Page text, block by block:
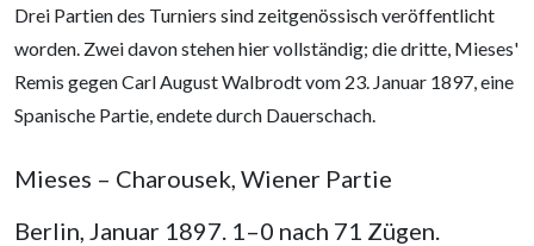
Drei Partien des Turniers sind zeitgenössisch veröffentlicht
worden. Zwei davon stehen hier vollständig; die dritte, Mieses'
Remis gegen Carl August Walbrodt vom 23. Januar 1897, eine
Spanische Partie, endete durch Dauerschach.
Mieses – Charousek, Wiener Partie
Berlin, Januar 1897. 1–0 nach 71 Zügen.